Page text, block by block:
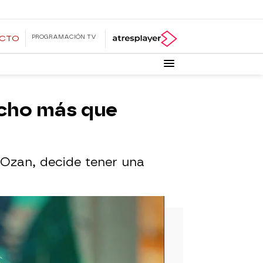
PROGRAMACIÓN TV
más que
decide tener una